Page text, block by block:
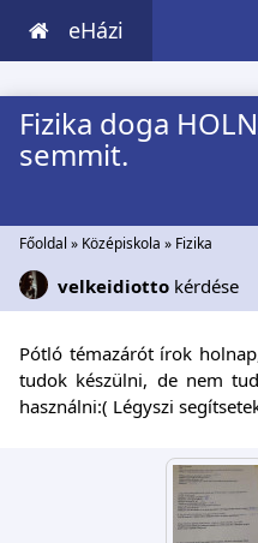
eHázi
Fizika doga
semmit.
Főoldal » Középiskola » Fizika
velkeidiotto kérdése
Pótló témazárót írok
tudok készülni, de nem
használni:( Légyszi